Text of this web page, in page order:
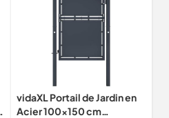
vidaXL Portail de Jardin en
Acier 100x150 cm